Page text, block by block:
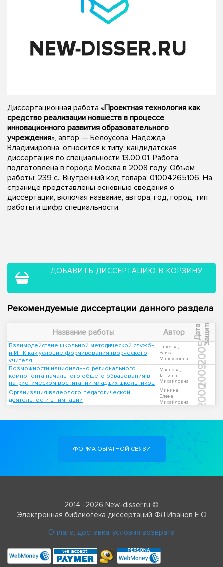
Диссертационная работа «Проектная технология как
средство реализации новшеств в процессе
инновационного развития образовательного
учреждения», автор — Белоусова, Надежда
Владимировна, относится к типу: кандидатская
диссертация по специальности 13.00.01. Работа
подготовлена в городе Москва в 2008 году. Объем
работы: 239 с.. Внутренний код товара: 01004265106. На
странице представлены основные сведения о
диссертации, включая название, автора, год, город, тип
работы и шифр специальности.
ДОБАВИТЬ ДИССЕРТАЦИЮ В КОРЗИНУ
Рекомендуемые диссертации данного раздела
Название работы Автор Д
а
т
а
з
а
щ
и
т ы
Взаимодействие школьной методической службы
и ИПК как условие формирования творческого
учителя
Галеева,
Раиса
Мансуровна
2005
Возможности национально-регионального
компонента начального общего образования в
патриотическом воспитании младших школьников
Маслова,
Татьяна
Михайловна
2009
Организация валеолого-педагогической
деятельности в гимназии
Минина,
Елена
Михайловна
2000
ФОРМА ОБРАТНОЙ СВЯЗИ
2014 -2026 New-disser.ru ©
Электронная библиотека диссертаций ФЛ Иванов Е О
Оплата, доставка, условия возврата